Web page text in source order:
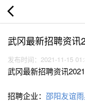
武冈最新招聘资讯
发布时间：2021-11-15
武冈最新招聘资讯
招聘企业： 邵阳友谊